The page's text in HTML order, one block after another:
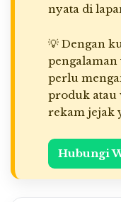
nyata di
💡 Dengan
pengalaman
perlu
produk atau
rekam jejak
Hubungi